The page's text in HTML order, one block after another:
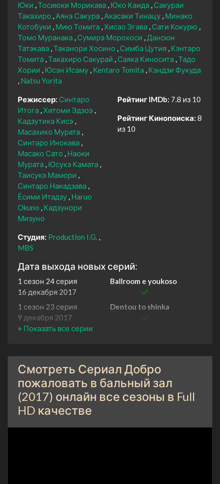
Юки Тосиюки Морикава Юко Каида Сакураи
Такахиро
Аянэ Сакура Акасаки Тинацу Минако
Котобуки
Мию Томита Хисао Эгава Сати Кокурю
Томо Муранака Сумирэ Морохоси
Дансюн
Татэкава Таканори Хосино Симба Цутия Кэнтаро
Томита Такахиро Сакурай Саяка Киносита Тадо
Хории
Юсэн Исаму Kentaro Tomita
Кэндзи Фукуда
Natsu Yorita
Режиссер: Синтаро
Итога Хитоми Эдзоэ
Кадзутика Кисэ
Масахико Мурата
Синтаро Инокава
Масако Сато
Наоки
Мурата Юсукэ Камата
Таисукэ Мамори
Синтаро Накадзава
Ёсими Итадзу Haruo
Okuno
Кадзунори
Мизуно
Студия: Production I.G.
MBS
Рейтинг IMDb: 7.8 из 10
Рейтинг Кинопоиска: 8
из 10
Дата выхода новых серий:
1 сезон 24 серия
Ballroom e youkoso
16 декабря 2017
1 сезон 23 серия
Dentou to shinka
9 декабря 2017
1 сезон 22 серия
1 сезон 21 серия
Door
25 ноября 2017
1 сезон 20 серия
Tomodachi
18 ноября 2017
1 сезон 19 серия
Смотреть Сериал Добро
пожаловать в бальный зал
(2017) онлайн все сезоны в Full
HD качестве